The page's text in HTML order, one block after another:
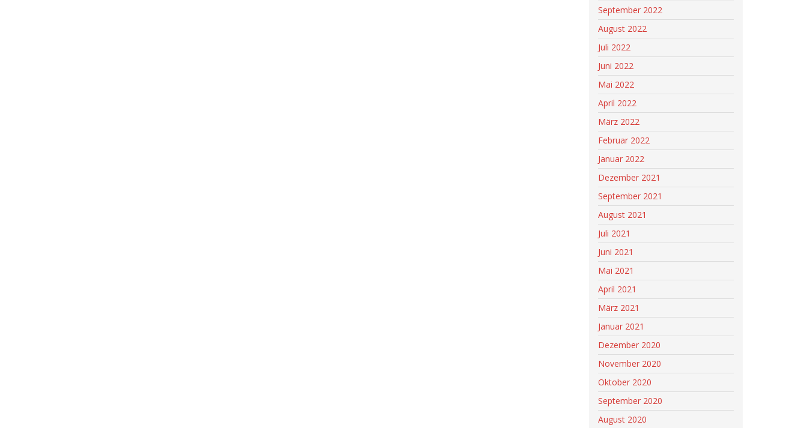
September 2022
August 2022
Juli 2022
Juni 2022
Mai 2022
April 2022
März 2022
Februar 2022
Januar 2022
Dezember 2021
September 2021
August 2021
Juli 2021
Juni 2021
Mai 2021
April 2021
März 2021
Januar 2021
Dezember 2020
November 2020
Oktober 2020
September 2020
August 2020